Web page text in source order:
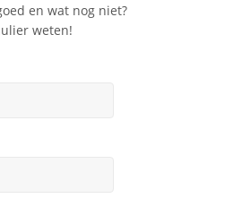
en wat nog niet?
weten!